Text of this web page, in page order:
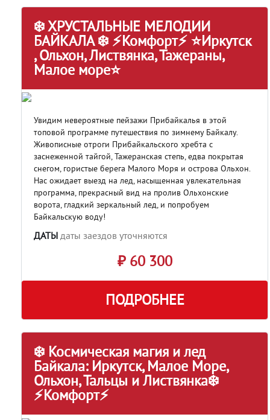
❄️ ХРУСТАЛЬНЫЕ МЕЛОДИИ
БАЙКАЛА ❄️ ⚡Комфорт⚡ ⭐Иркутск
, Ольхон, Листвянка, Тажераны,
Малое море⭐
Увидим невероятные пейзажи Прибайкалья в этой
топовой программе путешествия по зимнему Байкалу.
Живописные отроги Прибайкальского хребта с
заснеженной тайгой, Тажеранская степь, едва покрытая
снегом, гористые берега Малого Моря и острова Ольхон.
Нас ожидает выезд на лед, насыщенная увлекательная
программа, прекрасный вид на пролив Ольхонские
ворота, гладкий зеркальный лед, и попробуем
Байкальскую воду!
ДАТЫ даты заездов уточняются
₽ 60 300
ПОДРОБНЕЕ
❄️ Космическая магия и лед
Байкала: Иркутск, Малое Море,
Ольхон, Тальцы и Листвянка❄️
⚡Комфорт⚡